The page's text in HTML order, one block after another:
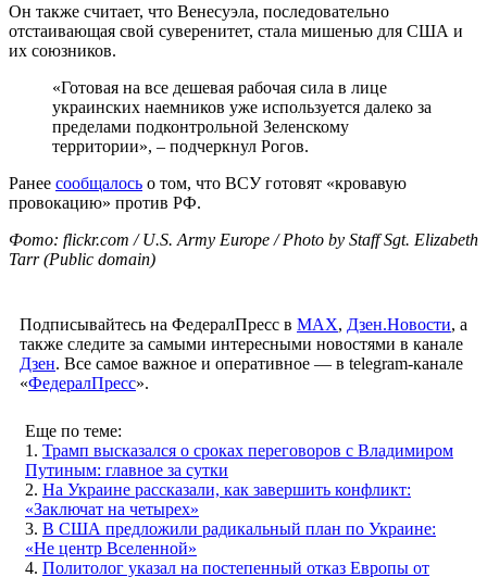
Он также считает, что Венесуэла, последовательно
отстаивающая свой суверенитет, стала мишенью для США и
их союзников.
«Готовая на все дешевая рабочая сила в лице
украинских наемников уже используется далеко за
пределами подконтрольной Зеленскому
территории», – подчеркнул Рогов.
Ранее сообщалось о том, что ВСУ готовят «кровавую
провокацию» против РФ.
Фото: flickr.com / U.S. Army Europe / Photo by Staff Sgt. Elizabeth
Tarr (Public domain)
Подписывайтесь на ФедералПресс в МАХ, Дзен.Новости, а
также следите за самыми интересными новостями в канале
Дзен. Все самое важное и оперативное — в telegram-канале
«ФедералПресс».
Еще по теме:
1. Трамп высказался о сроках переговоров с Владимиром
Путиным: главное за сутки
2. На Украине рассказали, как завершить конфликт:
«Заключат на четырех»
3. В США предложили радикальный план по Украине:
«Не центр Вселенной»
4. Политолог указал на постепенный отказ Европы от